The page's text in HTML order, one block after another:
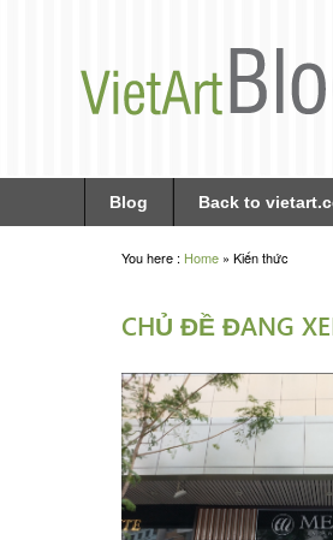
Blog Back to
You here : Home » Kiến thức
CHỦ ĐỀ ĐANG